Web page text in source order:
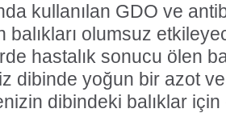
kullanılan GDO ve
balıkları olumsuz
hastalık sonucu ölen
dibinde yoğun bir azot
dibindeki balıklar